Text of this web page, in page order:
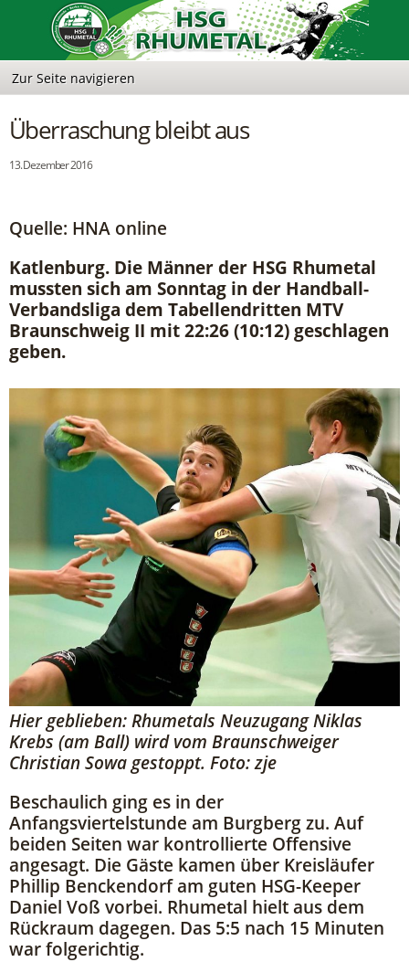
Überraschung bleibt aus
13. Dezember 2016
Quelle: HNA online
Katlenburg. Die Männer der HSG Rhumetal
mussten sich am Sonntag in der Handball-
Verbandsliga dem Tabellendritten MTV
Braunschweig II mit 22:26 (10:12) geschlagen
geben.
Hier geblieben: Rhumetals Neuzugang Niklas
Krebs (am Ball) wird vom Braunschweiger
Christian Sowa gestoppt. Foto: zje
Beschaulich ging es in der
Anfangsviertelstunde am Burgberg zu. Auf
beiden Seiten war kontrollierte Offensive
angesagt. Die Gäste kamen über Kreisläufer
Phillip Benckendorf am guten HSG-Keeper
Daniel Voß vorbei. Rhumetal hielt aus dem
Rückraum dagegen. Das 5:5 nach 15 Minuten
war folgerichtig.